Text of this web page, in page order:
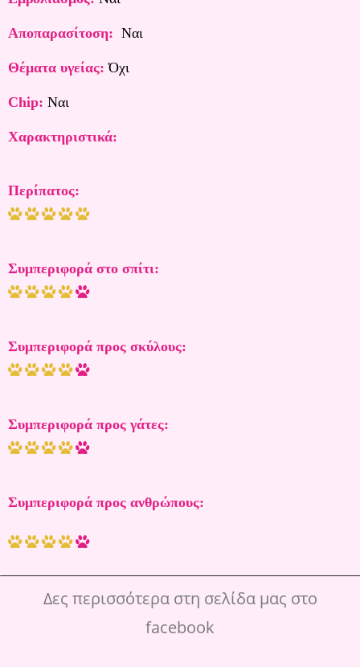
Αποπαρασίτοση: Ναι
Θέματα υγείας:Όχι
Chip: Ναι
Χαρακτηριστικά:
Περίπατος:
Συμπεριφορά στο σπίτι:
Συμπεριφορά προς σκύλους:
Συμπεριφορά προς γάτες:
Συμπεριφορά προς ανθρώπους:
Δες περισσότερα στη σελίδα μας στο
facebook